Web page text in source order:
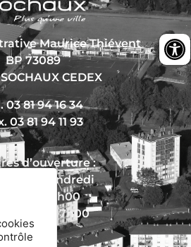
Maurice Thiévent
BP 73089
CEDEX
03 81 94 16 34
03 81 94 11 93
d’ouverture :
au vendredi
8h30 à 12h00
13h30 à 17h00